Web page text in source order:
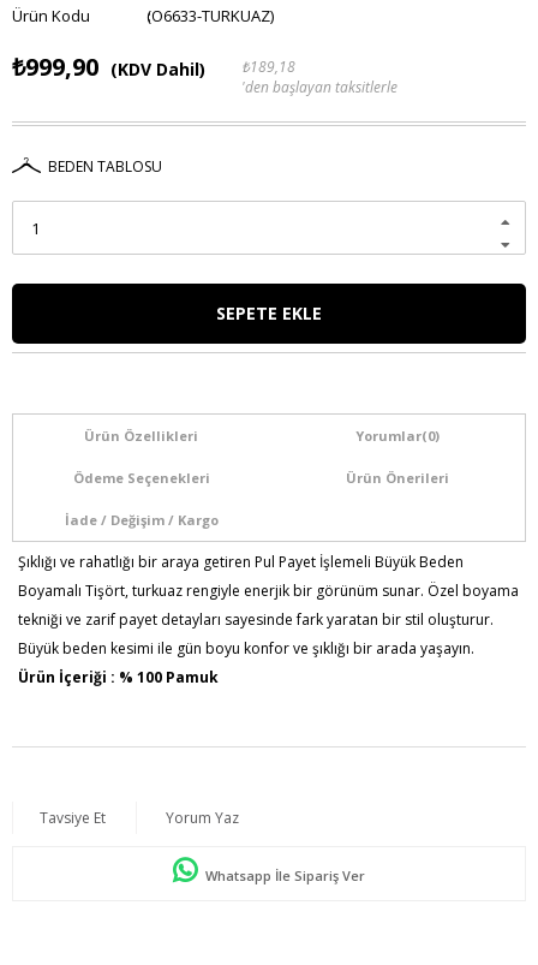
(O6633-TURKUAZ)
₺999,90 (KDV Dahil)
₺189,18
'den başlayan taksitlerle
BEDEN TABLOSU
Ürün Özellikleri Yorumlar(0)
Ödeme Seçenekleri Ürün Önerileri
İade / Değişim / Kargo
Şıklığı ve rahatlığı bir araya getiren Pul Payet İşlemeli Büyük Beden
Boyamalı Tişört, turkuaz rengiyle enerjik bir görünüm sunar. Özel boyama
tekniği ve zarif payet detayları sayesinde fark yaratan bir stil oluşturur.
Büyük beden kesimi ile gün boyu konfor ve şıklığı bir arada yaşayın.
Ürün İçeriği : % 100 Pamuk
Tavsiye Et Yorum Yaz
Whatsapp İle Sipariş Ver